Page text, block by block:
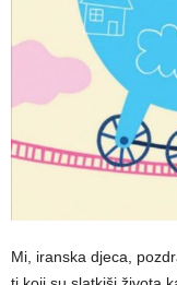
Mi, iranska djeca,